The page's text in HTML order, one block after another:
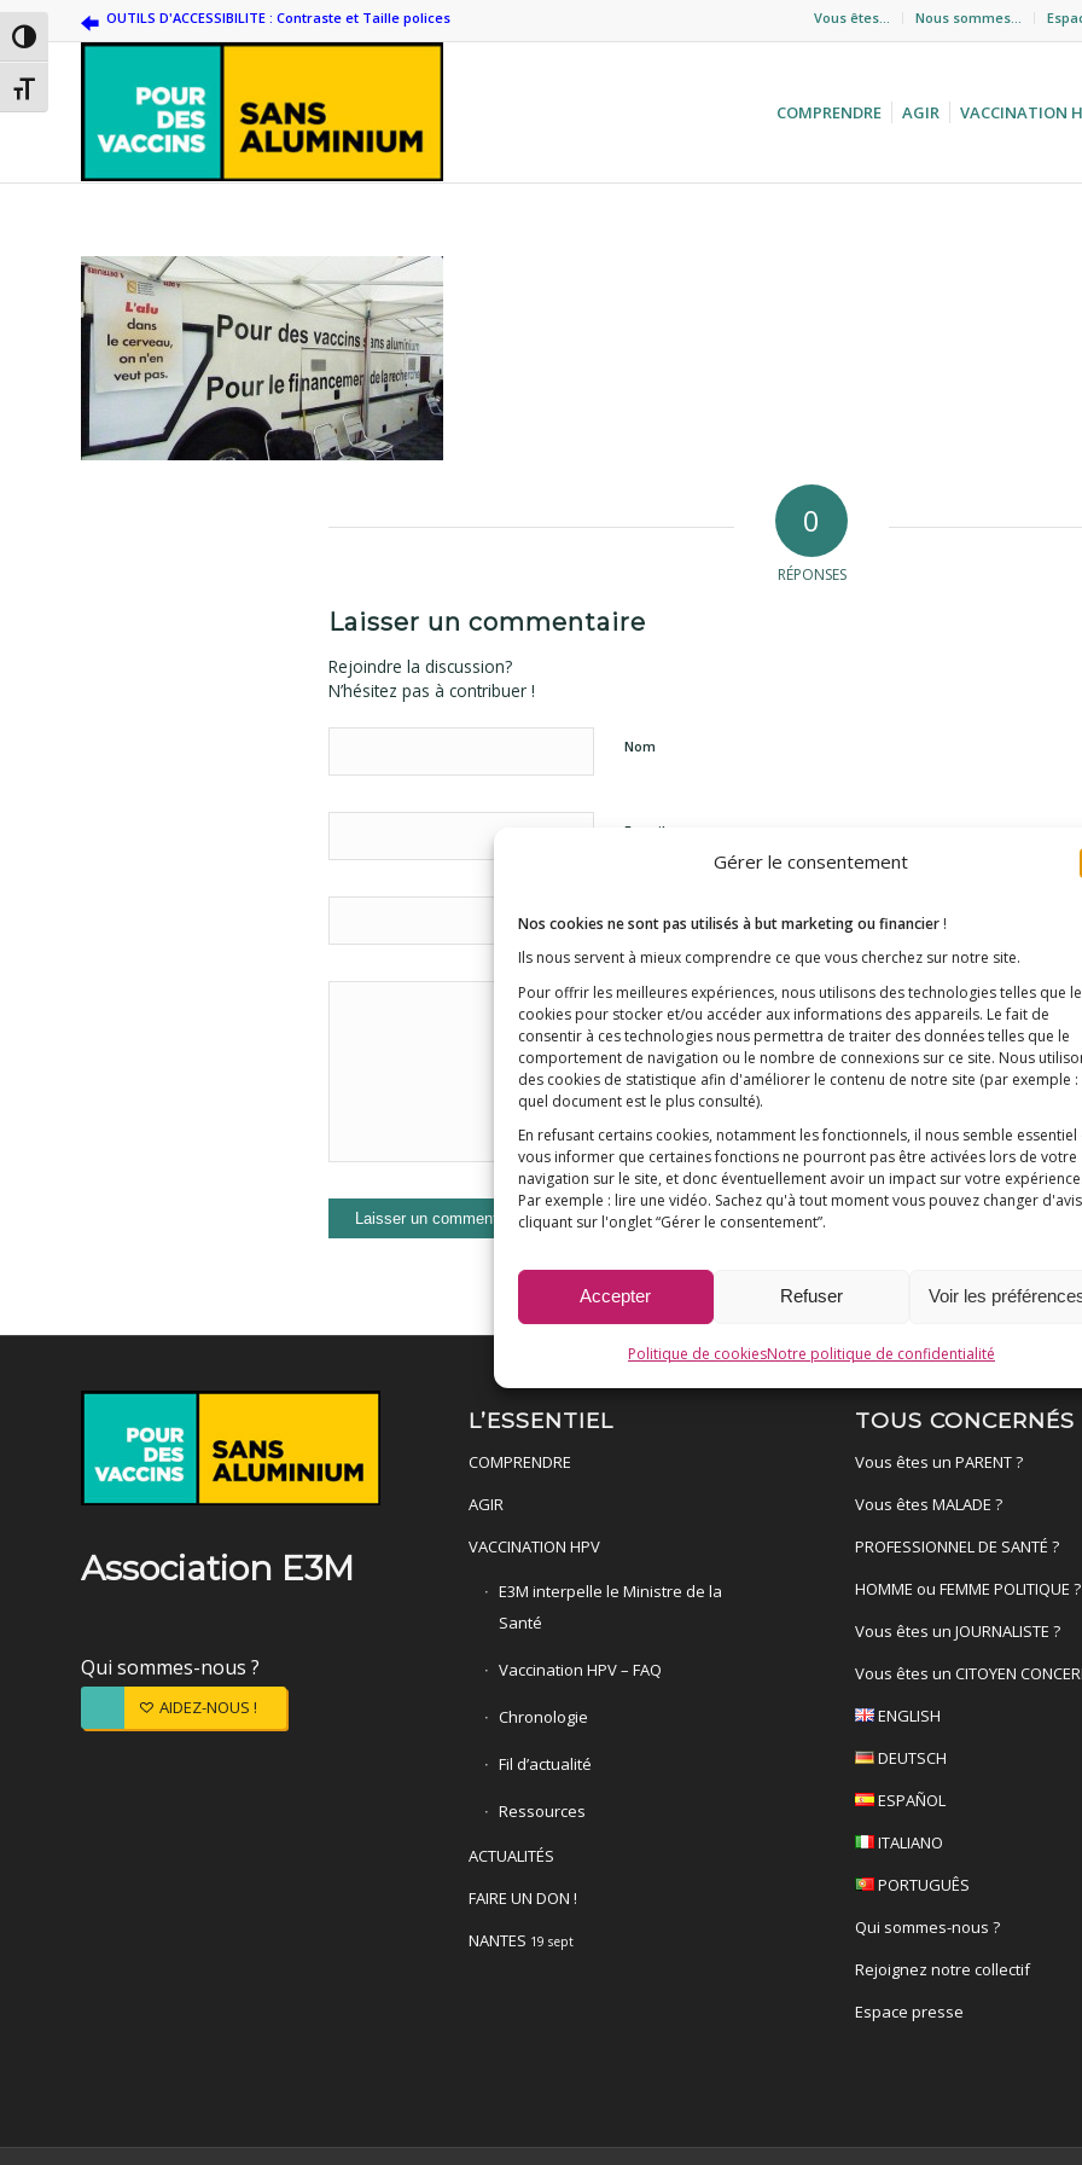
Gérer le consentement
Nos cookies ne sont pas utilisés à but marketing ou financier !
Ils nous servent à mieux comprendre ce que vous cherchez sur notre site.
Pour offrir les meilleures expériences, nous utilisons des technologies telles que
cookies pour stocker et/ou accéder aux informations des appareils. Le fait de
consentir à ces technologies nous permettra de traiter des données telles que le
comportement de navigation ou le nombre de connexions sur ce site. Nous
des cookies de statistique afin d'améliorer le contenu de notre site (par exemple :
quel document est le plus consulté).
En refusant certains cookies, notamment les fonctionnels, il nous semble essentiel
vous informer que certaines fonctions ne pourront pas être activées lors de votre
navigation sur le site, et donc éventuellement avoir un impact sur votre expérience.
Par exemple : lire une vidéo. Sachez qu'à tout moment vous pouvez changer
cliquant sur l'onglet “Gérer le consentement”.
Accepter Refuser Voir les
Politique de cookiesNotre politique de confidentialité
Passer en contraste élevé
Changer la taille de la police
Vous êtes… Nous sommes…
OUTILS D'ACCESSIBILITE : Contraste et Taille polices
COMPRENDRE AGIR VACCINATION
0
RÉPONSES
Laisser un commentaire
Rejoindre la discussion?
N’hésitez pas à contribuer !
Nom
E-mail
Site web
Association E3M
Qui sommes-nous ?
AIDEZ-NOUS !
L’ESSENTIEL
COMPRENDRE
AGIR
VACCINATION HPV
E3M interpelle le Ministre de la
Santé
Vaccination HPV – FAQ
Chronologie
Fil d’actualité
Ressources
ACTUALITÉS
FAIRE UN DON !
NANTES 19 sept
TOUS CONCERNÉS
Vous êtes un PARENT ?
Vous êtes MALADE ?
PROFESSIONNEL DE SANTÉ ?
HOMME ou FEMME POLITIQUE ?
Vous êtes un JOURNALISTE ?
Vous êtes un CITOYEN
ENGLISH
DEUTSCH
ESPAÑOL
ITALIANO
PORTUGUÊS
Qui sommes-nous ?
Rejoignez notre collectif
Espace presse